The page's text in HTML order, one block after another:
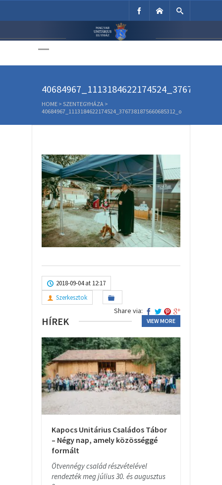
Unitárius Egyház
HOME > SZENTEGYHÁZA >
40684967_1113184622174524_3767381875660685312_o
2018-09-04 at 12:17
Szerkesztok
Share via:
HÍREK VIEW MORE
Kapocs Unitárius Családos Tábor
– Négy nap, amely közösséggé
formált
Ötvennégy család részvételével
rendezték meg július 30. és augusztus